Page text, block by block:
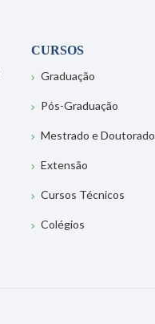
CURSOS
Graduação
Pós-Graduação
Mestrado e Doutorado
Extensão
Cursos Técnicos
Colégios